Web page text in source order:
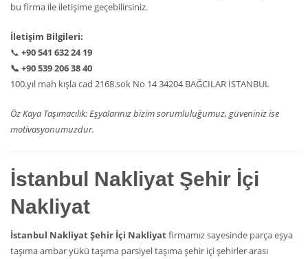
bu firma ile iletişime geçebilirsiniz.
İletişim Bilgileri:
📞 +90 541 632 24 19
📞 +90 539 206 38 40
100.yıl mah kışla cad 2168.sok No 14 34204 BAĞCILAR İSTANBUL
Öz Kaya Taşımacılık: Eşyalarınız bizim sorumluluğumuz, güveniniz ise
motivasyonumuzdur.
İstanbul Nakliyat Şehir İçi
Nakliyat
İstanbul Nakliyat Şehir İçi Nakliyatfirmamız sayesinde parça eşya
taşıma ambar yükü taşıma parsiyel taşıma şehir içi şehirler arası